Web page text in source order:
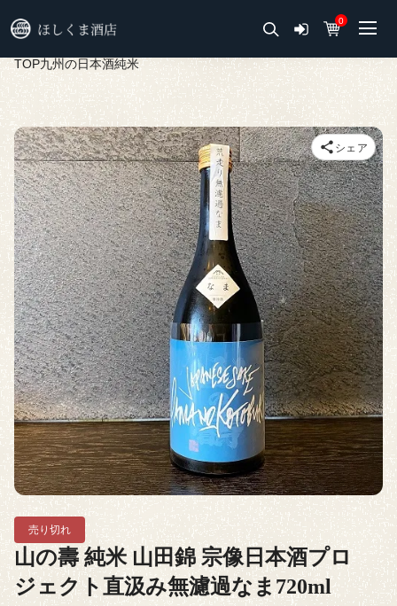
0
TOP九州の日本酒純米
売り切れ
山の壽 純米 山田錦 宗像日本酒プロ
ジェクト直汲み無濾過なま720ml
シェア